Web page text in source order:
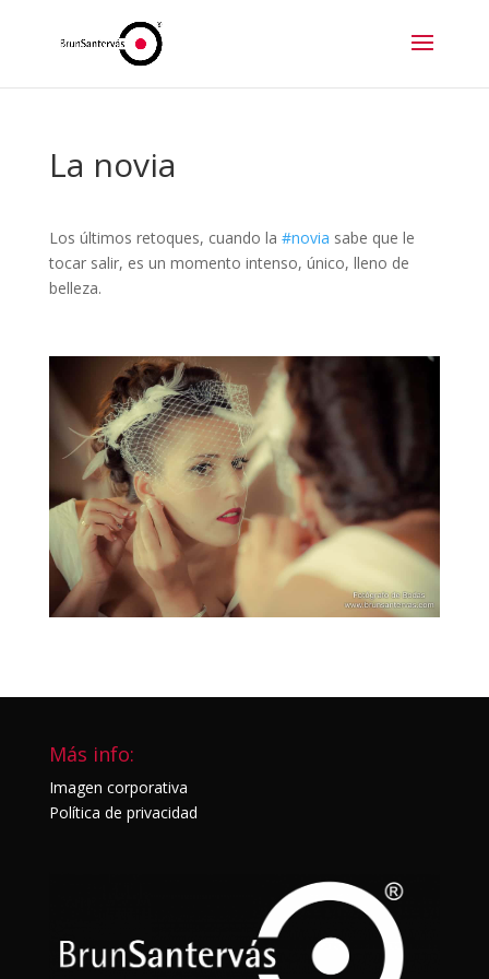
La novia
Los últimos retoques, cuando la #novia sabe que le
tocar salir, es un momento intenso, único, lleno de
belleza.
Más info:
Imagen corporativa
Política de privacidad